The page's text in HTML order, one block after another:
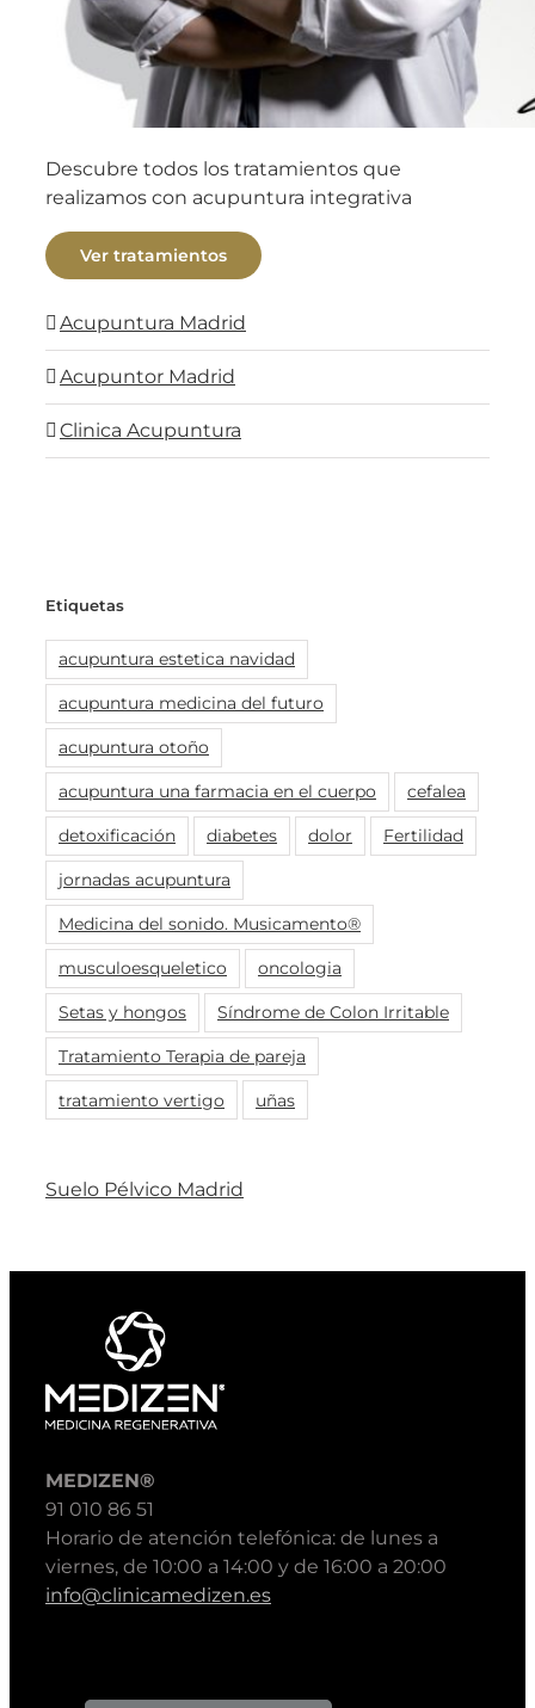
Descubre todos los tratamientos que
realizamos con acupuntura integrativa
Ver tratamientos
Acupuntura Madrid
Acupuntor Madrid
Clinica Acupuntura
Etiquetas
acupuntura estetica navidad
acupuntura medicina del futuro
acupuntura otoño
acupuntura una farmacia en el cuerpo cefalea
detoxificación diabetes dolor Fertilidad
jornadas acupuntura
Medicina del sonido. Musicamento®
musculoesqueletico oncologia
Setas y hongos Síndrome de Colon Irritable
Tratamiento Terapia de pareja
tratamiento vertigo uñas
Suelo Pélvico Madrid
MEDIZEN®
91 010 86 51
Horario de atención telefónica: de lunes a
viernes, de 10:00 a 14:00 y de 16:00 a 20:00
info@clinicamedizen.es